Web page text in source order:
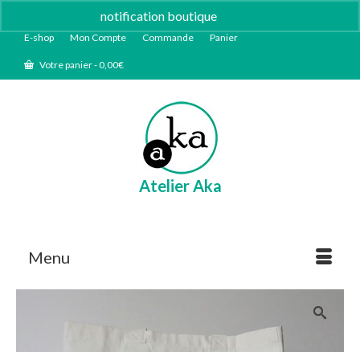
notification boutique
E-shop Mon Compte Commande Panier
Votre panier-0,00€
Atelier Aka
Menu